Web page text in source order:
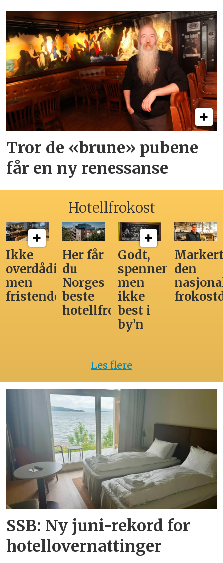
Tror de «brune» pubene
får en ny renessanse
Hotellfrokost
Ikke
overdådig,
men
fristende
Her får
du
Norges
beste
hotellfrokost
Godt,
spennende,
men
ikke
best i
by’n
den
Les flere
SSB: Ny juni-rekord for
hotellovernattinger